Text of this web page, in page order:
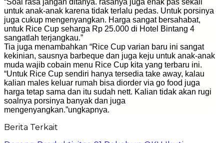
untuk anak-anak karena tidak terlalu pedas. Untuk porsinya
juga cukup mengenyangkan. Harga sangat bersahabat,
untuk Rice Cup seharga Rp 25.000 di Hotel Bintang 4
sangatlah terjangkau.”
Tia juga menambahkan “Rice Cup varian baru ini sangat
kekinian, sausnya barbeque dan juga keju untuk anak-anak
muda wajib cobain menu Rice Cup kita yang terbaru ini.
“Untuk Rice Cup sendiri hanya tersedia take away, kalau
kalian males keluar rumah bisa diorder via go food juga
harga tetap sama dan itu sudah nett. Kalian tidak akan rugi
soalnya porsinya banyak dan juga
mengenyangkan.”ungkapnya.
Berita Terkait